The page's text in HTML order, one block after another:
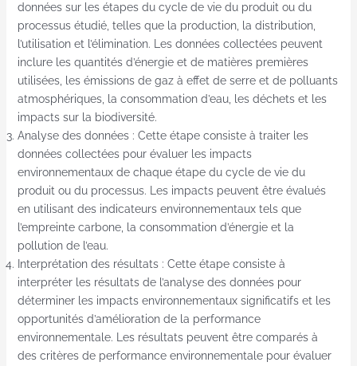
données sur les étapes du cycle de vie du produit ou du
processus étudié, telles que la production, la distribution,
l’utilisation et l’élimination. Les données collectées peuvent
inclure les quantités d’énergie et de matières premières
utilisées, les émissions de gaz à effet de serre et de polluants
atmosphériques, la consommation d’eau, les déchets et les
impacts sur la biodiversité.
Analyse des données : Cette étape consiste à traiter les
données collectées pour évaluer les impacts
environnementaux de chaque étape du cycle de vie du
produit ou du processus. Les impacts peuvent être évalués
en utilisant des indicateurs environnementaux tels que
l’empreinte carbone, la consommation d’énergie et la
pollution de l’eau.
Interprétation des résultats : Cette étape consiste à
interpréter les résultats de l’analyse des données pour
déterminer les impacts environnementaux significatifs et les
opportunités d’amélioration de la performance
environnementale. Les résultats peuvent être comparés à
des critères de performance environnementale pour évaluer